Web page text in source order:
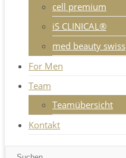
cell premium
iS CLINICAL®
med beauty swiss
For Men
Team
Teamübersicht
Kontakt
Diese